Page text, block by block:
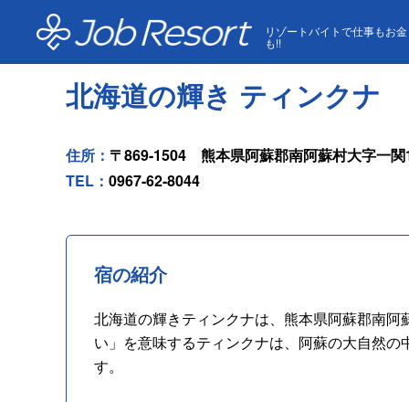
リゾートバイトで仕事もお
も!!
HOME ホテル一覧
北海道の輝き ティンクナ
住所： 〒869-1504 熊本県阿蘇郡南阿蘇村大字一関
TEL： 0967-62-8044
宿の紹介
北海道の輝きティンクナは、熊本県阿蘇郡南
い」を意味するティンクナは、阿蘇の大自然
す。